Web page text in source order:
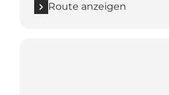
Route anzeigen